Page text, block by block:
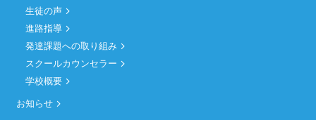
生徒の声
進路指導
発達課題への取り組み
スクールカウンセラー
学校概要
お知らせ